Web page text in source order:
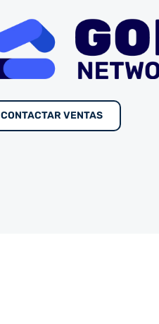
CONTACTAR VENTAS